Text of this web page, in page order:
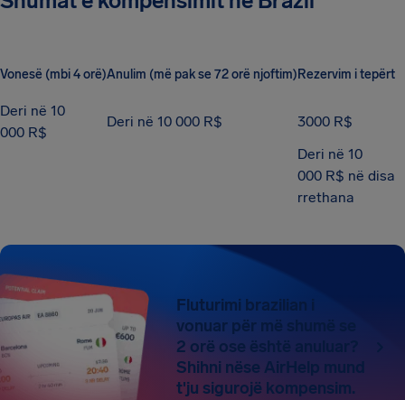
Vonesë (mbi 4 orë)Anulim (më pak se 72 orë njoftim)Rezervim i tepërt
Deri në 10
000 R$
Deri në 10 000 R$
3000 R$
Deri në 10
000 R$ në disa
rrethana
Fluturimi brazilian i
vonuar për më shumë se
2 orë ose është anuluar?
Shihni nëse AirHelp mund
t'ju sigurojë kompensim.